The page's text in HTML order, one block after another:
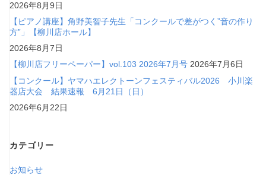
2026年8月9日
【ピアノ講座】角野美智子先生「コンクールで差がつく”音の作り
方”」【柳川店ホール】
2026年8月7日
【柳川店フリーペーパー】vol.103 2026年7月号 2026年7月6日
【コンクール】ヤマハエレクトーンフェスティバル2026 小川楽
器店大会 結果速報 6月21日（日）
2026年6月22日
カテゴリー
お知らせ